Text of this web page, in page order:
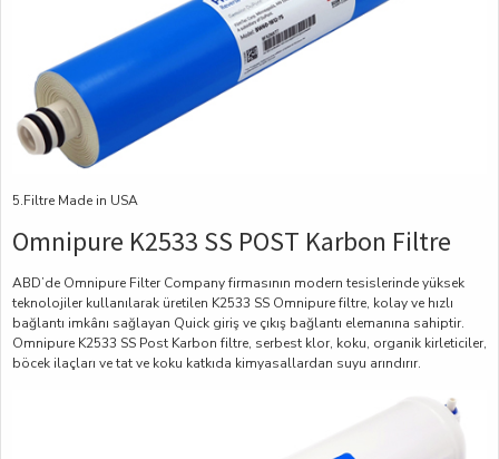
5.Filtre Made in USA
Omnipure K2533 SS POST Karbon Filtre
ABD’de Omnipure Filter Company firmasının modern tesislerinde yüksek
teknolojiler kullanılarak üretilen K2533 SS Omnipure filtre, kolay ve hızlı
bağlantı imkânı sağlayan Quick giriş ve çıkış bağlantı elemanına sahiptir.
Omnipure K2533 SS Post Karbon filtre, serbest klor, koku, organik kirleticiler,
böcek ilaçları ve tat ve koku katkıda kimyasallardan suyu arındırır.